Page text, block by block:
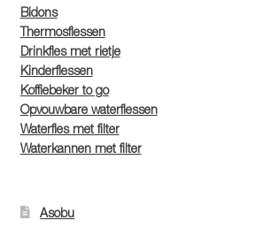
Bidons
Thermosflessen
Drinkfles met rietje
Kinderflessen
Koffiebeker to go
Opvouwbare waterflessen
Waterfles met filter
Waterkannen met filter
Asobu